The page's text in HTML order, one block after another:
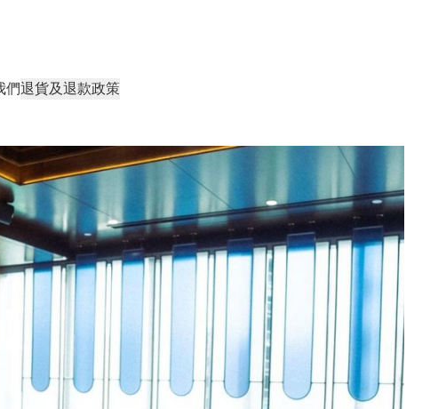
們退貨及退款政策